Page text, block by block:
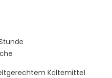
Kältemittel